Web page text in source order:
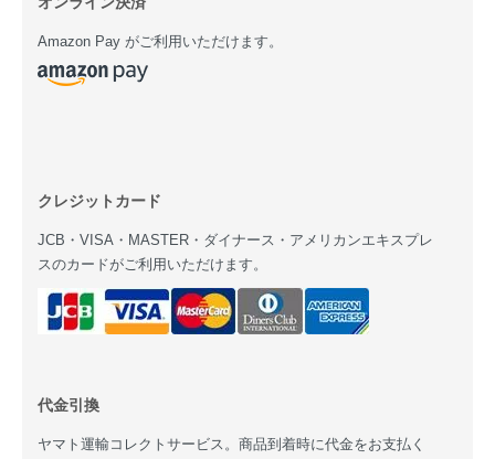
Amazon Pay がご利用いただけます。
クレジットカード
JCB・VISA・MASTER・ダイナース・アメリカンエキスプレ
スのカードがご利用いただけます。
代金引換
ヤマト運輸コレクトサービス。商品到着時に代金をお支払く